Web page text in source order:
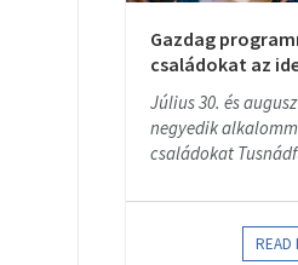
Gazdag
családokat az
Július 30. és
negyedik
családokat
READ